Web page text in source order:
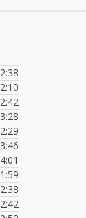
2:38
2:10
2:42
3:28
2:29
3:46
4:01
1:59
2:38
2:42